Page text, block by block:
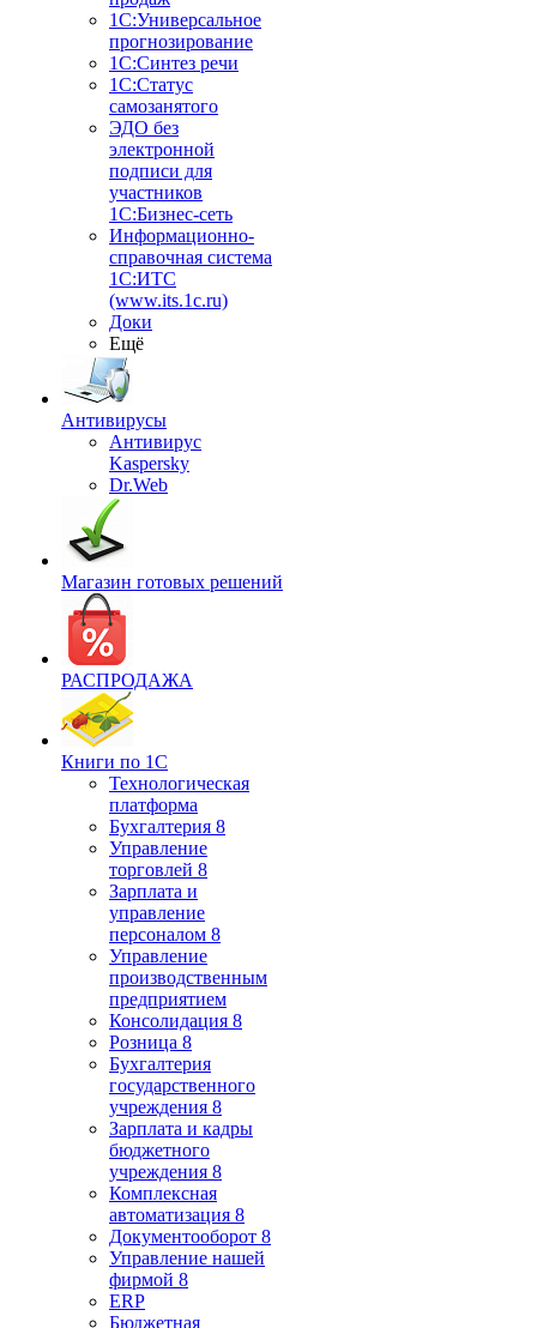
1С:Универсальное
прогнозирование
1С:Синтез речи
1С:Статус
самозанятого
ЭДО без
электронной
подписи для
участников
1С:Бизнес-сеть
Информационно-
справочная система
1С:ИТС
(www.its.1c.ru)
Доки
Ещё
Антивирусы
Антивирус
Kaspersky
Dr.Web
Магазин готовых решений
РАСПРОДАЖА
Книги по 1С
Технологическая
платформа
Бухгалтерия 8
Управление
торговлей 8
Зарплата и
управление
персоналом 8
Управление
производственным
предприятием
Консолидация 8
Розница 8
Бухгалтерия
государственного
учреждения 8
Зарплата и кадры
бюджетного
учреждения 8
Комплексная
автоматизация 8
Документооборот 8
Управление нашей
фирмой 8
ERP
Бюджетная